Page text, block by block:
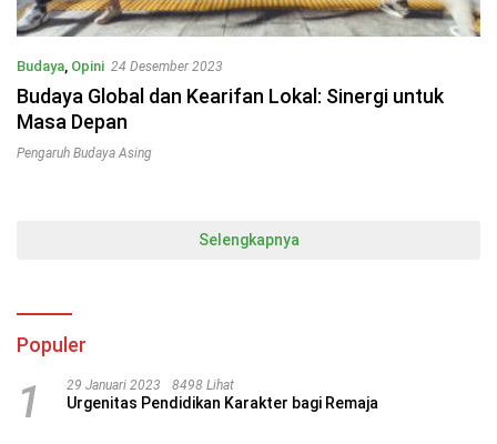
Budaya, Opini 24 Desember 2023
Budaya Global dan Kearifan Lokal: Sinergi untuk
Masa Depan
Pengaruh Budaya Asing
Selengkapnya
Populer
1 29 Januari 2023 8498 Lihat
Urgenitas Pendidikan Karakter bagi Remaja